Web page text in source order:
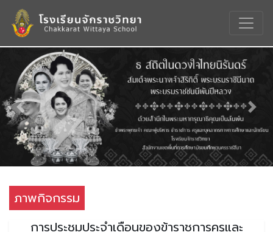
Previous Next
ภาพกิจกรรม
การประชุมประจำเดือนของข้าราชการครูและ